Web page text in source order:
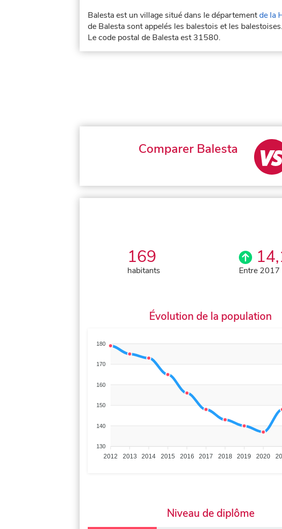
Balesta est un village situé dans le départementde la
de Balesta sont appelés les balestois et les
Le code postal de Balesta est 31580.
Comparer Balesta
169
habitants Entre
Évolution de la population
180
170
160
150
140
130
2012 2013 2014 2015 2016 2017 2018 2019 2020
Niveau de diplôme